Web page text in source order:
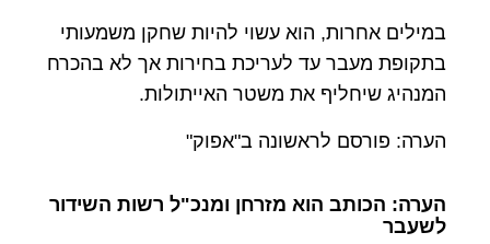
במילים אחרות, הוא עשוי להיות שחקן משמעותי
בתקופת מעבר עד לעריכת בחירות אך לא בהכרח
המנהיג שיחליף את משטר האייתולות.
הערה: פורסם לראשונה ב"אפוק"
הערה: הכותב הוא מזרחן ומנכ"ל רשות השידור
לשעבר